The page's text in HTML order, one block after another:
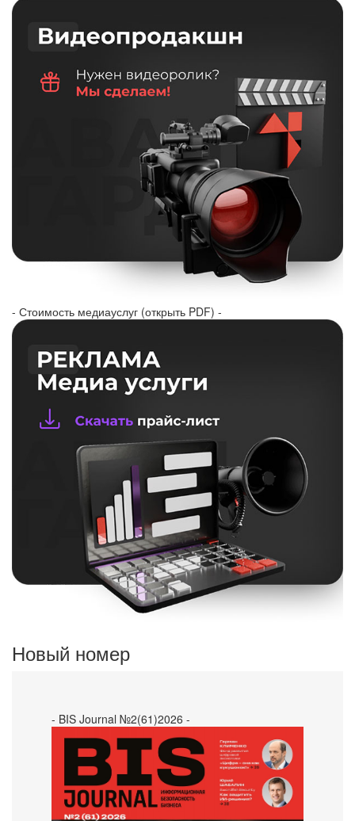
- Стоимость медиауслуг (открыть PDF) -
Новый номер
- BIS Journal №2(61)2026 -